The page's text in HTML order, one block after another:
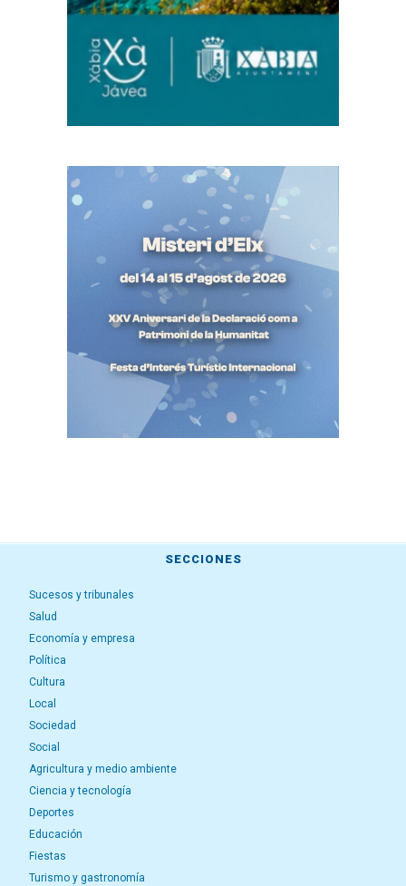
SECCIONES
Sucesos y tribunales
Salud
Economía y empresa
Política
Cultura
Local
Sociedad
Social
Agricultura y medio ambiente
Ciencia y tecnología
Deportes
Educación
Fiestas
Turismo y gastronomía